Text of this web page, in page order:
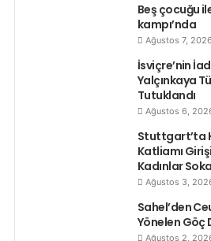
Beş çocuğu
kampı’nda
Ağustos 7, 2026
İsviçre’nin
Yalçınkaya
Tutuklandı
Ağustos 6,
Stuttgart’ta
Katliamı
Kadınlar
Ağustos 3,
Sahel’den
Yönelen Göç
Ağustos 2,